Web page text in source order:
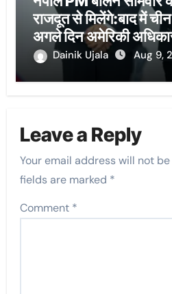
राजदूत से मिलेंगे:बाद में
अगले दिन अमेरिकी
बैठकDainik Ujala Aug 9,
Leave a Reply
Your email address will not
fields are marked *
Comment *